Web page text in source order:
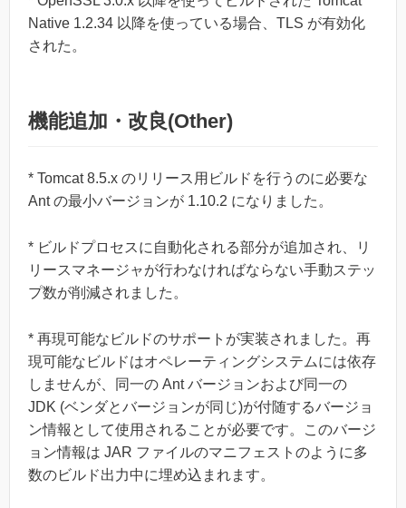
Native 1.2.34 以降を使っている場合、TLS が有効化
された。
機能追加・改良(Other)
* Tomcat 8.5.x のリリース用ビルドを行うのに必要な
Ant の最小バージョンが 1.10.2 になりました。
* ビルドプロセスに自動化される部分が追加され、リ
リースマネージャが行わなければならない手動ステッ
プ数が削減されました。
* 再現可能なビルドのサポートが実装されました。再
現可能なビルドはオペレーティングシステムには依存
しませんが、同一の Ant バージョンおよび同一の
JDK (ベンダとバージョンが同じ)が付随するバージョ
ン情報として使用されることが必要です。このバージ
ョン情報は JAR ファイルのマニフェストのように多
数のビルド出力中に埋め込まれます。